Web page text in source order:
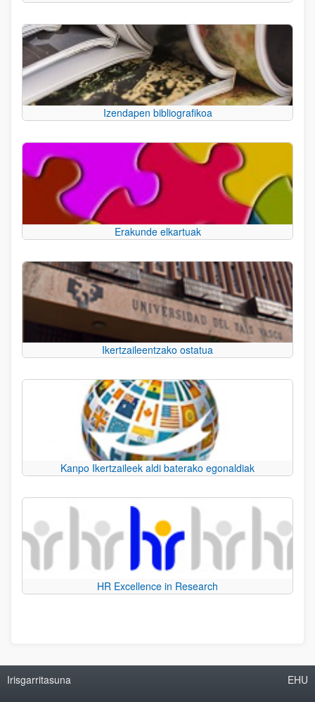
Izendapen bibliografikoa
Erakunde elkartuak
Ikertzaileentzako ostatua
Kanpo Ikertzaileek aldi baterako egonaldiak
HR Excellence in Research
Irisgarritasuna EHU